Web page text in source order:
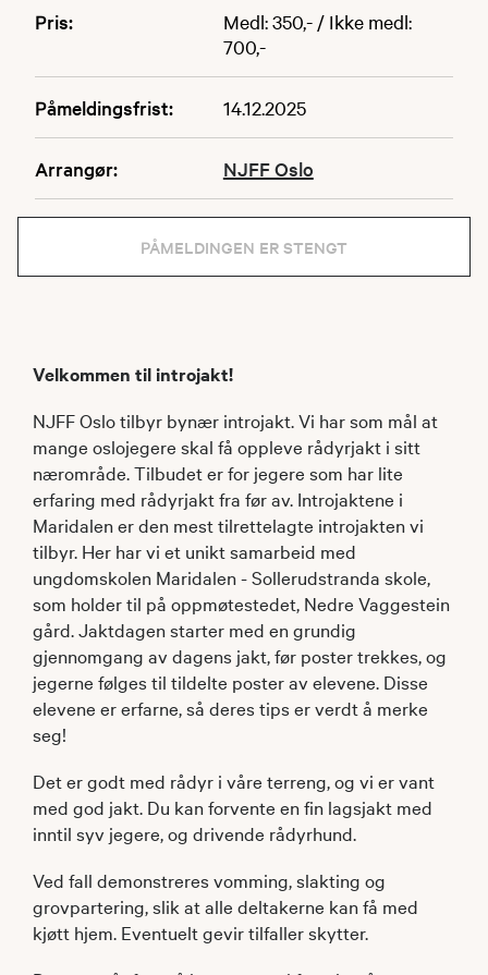
Pris:
Medl: 350,- / Ikke medl:
700,-
Påmeldingsfrist: 14.12.2025
Arrangør: NJFF Oslo
PÅMELDINGEN ER STENGT
Velkommen til introjakt!
NJFF Oslo tilbyr bynær introjakt. Vi har som mål at
mange oslojegere skal få oppleve rådyrjakt i sitt
nærområde. Tilbudet er for jegere som har lite
erfaring med rådyrjakt fra før av. Introjaktene i
Maridalen er den mest tilrettelagte introjakten vi
tilbyr. Her har vi et unikt samarbeid med
ungdomskolen Maridalen - Sollerudstranda skole,
som holder til på oppmøtestedet, Nedre Vaggestein
gård. Jaktdagen starter med en grundig
gjennomgang av dagens jakt, før poster trekkes, og
jegerne følges til tildelte poster av elevene. Disse
elevene er erfarne, så deres tips er verdt å merke
seg!
Det er godt med rådyr i våre terreng, og vi er vant
med god jakt. Du kan forvente en fin lagsjakt med
inntil syv jegere, og drivende rådyrhund.
Ved fall demonstreres vomming, slakting og
grovpartering, slik at alle deltakerne kan få med
kjøtt hjem. Eventuelt gevir tilfaller skytter.